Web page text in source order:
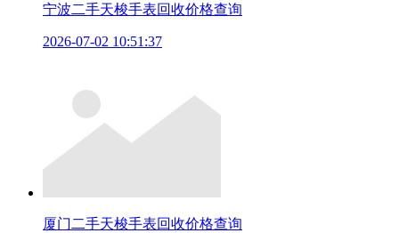
宁波二手天梭手表回收价格查询
2026-07-02 10:51:37
厦门二手天梭手表回收价格查询